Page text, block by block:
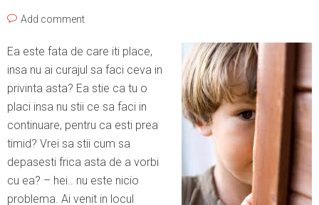
Add comment
Ea este fata de care iti place,
insa nu ai curajul sa faci ceva in
privinta asta? Ea stie ca tu o
placi insa nu stii ce sa faci in
continuare, pentru ca esti prea
timid? Vrei sa stii cum sa
depasesti frica asta de a vorbi
cu ea? – hei.. nu este nicio
problema. Ai venit in locul